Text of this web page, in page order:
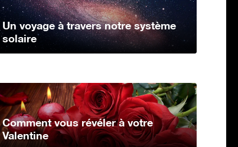
Un voyage à travers notre système
solaire
Comment vous révéler à votre
Valentine